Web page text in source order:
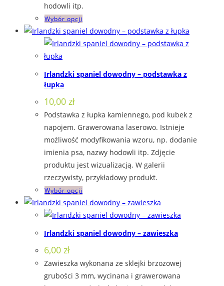
hodowli itp.
Wybór opcji
Irlandzki spaniel dowodny – podstawka z
łupka
10,00 zł
Podstawka z łupka kamiennego, pod kubek z
napojem. Grawerowana laserowo. Istnieje
możliwość modyfikowania wzoru, np. dodanie
imienia psa, nazwy hodowli itp. Zdjęcie
produktu jest wizualizacją. W galerii
rzeczywisty, przykładowy produkt.
Wybór opcji
Irlandzki spaniel dowodny – zawieszka
6,00 zł
Zawieszka wykonana ze sklejki brzozowej
grubości 3 mm, wycinana i grawerowana